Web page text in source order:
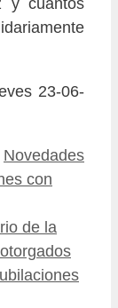
y cuantos
23-06-
Novedades
con
de la